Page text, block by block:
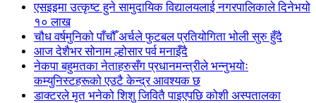
एसइइमा उत्कृष्ट हुने सामुदायिक विद्यालयलाई नगरपालिकाले दिनेभयो
१० लाख
चौध वर्षमुनिको पाँचौँ अर्चले फुटबल प्रतियोगिता भोली सुरु हुँदै
आज देशैभर सोनाम ल्होसार पर्व मनाइँदै
नेकपा बहुमतका नेताहरुसँग प्रधानमन्त्रीले भन्नुभयोः
कम्युनिस्टहरूको एउटै केन्द्र आवश्यक छ
डाक्टरले मृत भनेको शिशु जिवितै पाइएपछि कोशी अस्पतालका